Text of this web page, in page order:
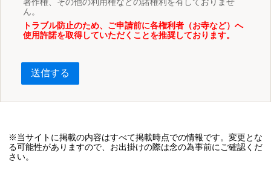
ん。
トラブル防止のため、ご申請前に各権利者（お寺など）へ
使用許諾を取得していただくことを推奨しております。
送信する
※当サイトに掲載の内容はすべて掲載時点での情報です。変更とな
る可能性がありますので、お出掛けの際は念の為事前にご確認くだ
さい。